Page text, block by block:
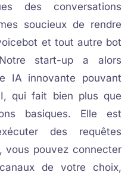
des conversations
soucieux de rendre
et tout autre bot
start-up a alors
IA innovante pouvant
qui fait bien plus que
basiques. Elle est
des requêtes
vous pouvez connecter
de votre choix,